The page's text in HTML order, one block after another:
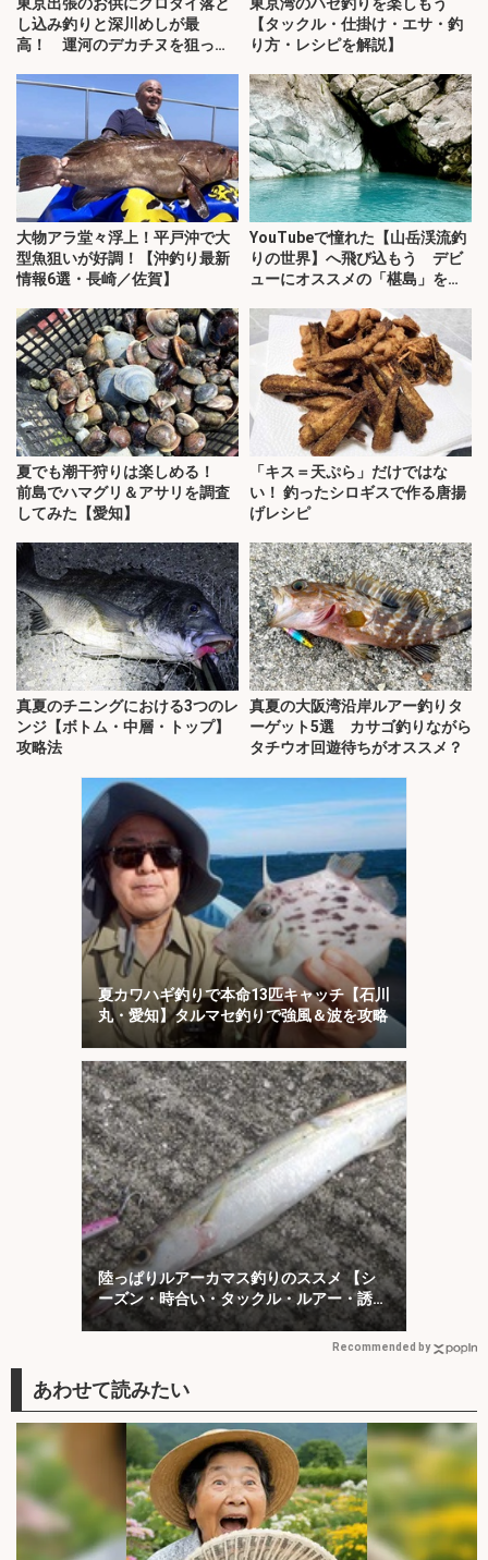
東京出張のお供にクロダイ落と
し込み釣りと深川めしが最
高！ 運河のデカチヌを狙って
東京湾のハゼ釣りを楽しもう
【タックル・仕掛け・エサ・釣
り方・レシピを解説】
大物アラ堂々浮上！平戸沖で大
型魚狙いが好調！【沖釣り最新
情報6選・長崎／佐賀】
YouTubeで憧れた【山岳渓流釣
りの世界】へ飛び込もう デビ
ューにオススメの「椹島」を紹
夏でも潮干狩りは楽しめる！
前島でハマグリ＆アサリを調査
してみた【愛知】
「キス＝天ぷら」だけではな
い！ 釣ったシロギスで作る唐揚
げレシピ
真夏のチニングにおける3つのレ
ンジ【ボトム・中層・トップ】
攻略法
真夏の大阪湾沿岸ルアー釣りタ
ーゲット5選 カサゴ釣りながら
タチウオ回遊待ちがオススメ？
夏カワハギ釣りで本命13匹キャッチ【石川
丸・愛知】タルマセ釣りで強風＆波を攻略
陸っぱりルアーカマス釣りのススメ 【シ
ーズン・時合い・タックル・ルアー・誘い
方を解説】
Recommended by